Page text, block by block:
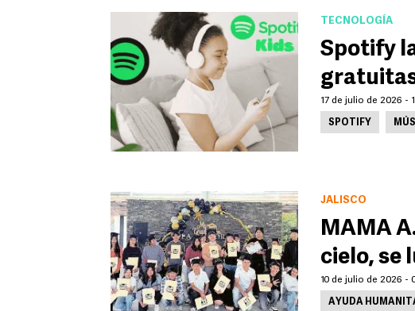
TECNOLOGÍA
Spotify
17 de julio de 2026 -
SPOTIFY
JALISCO
MAMA
cielo, se
10 de julio de 2026 -
AYUDA